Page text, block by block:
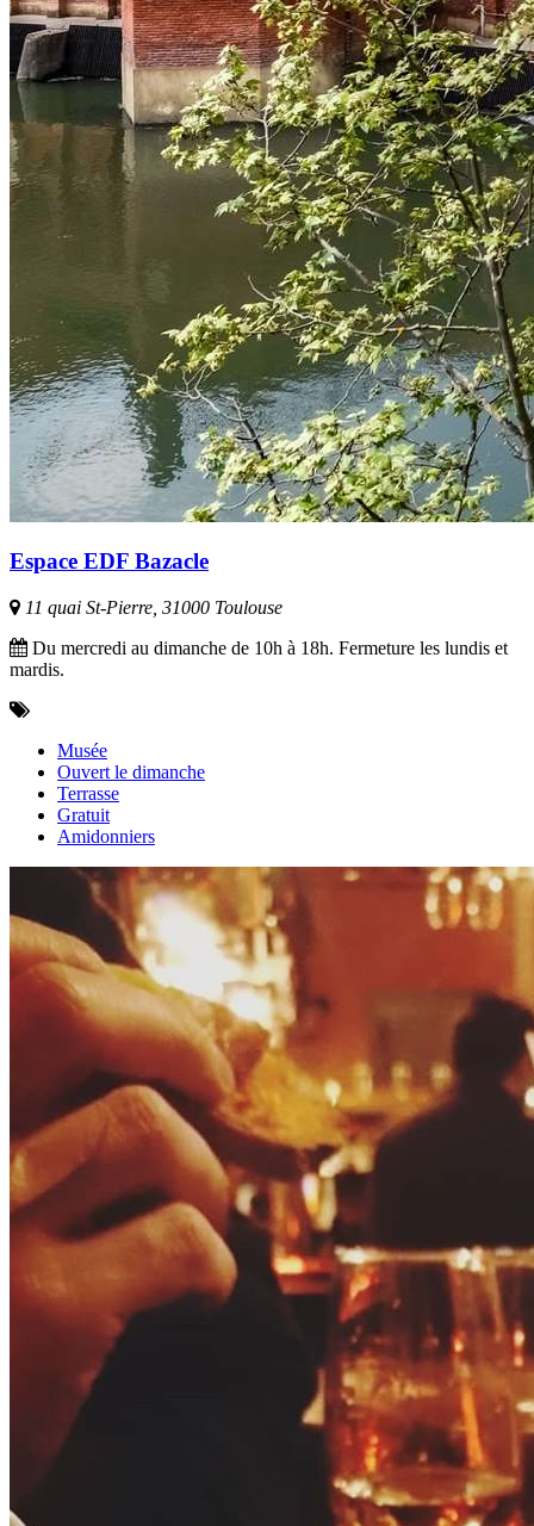
Espace EDF Bazacle
11 quai St-Pierre, 31000 Toulouse
Du mercredi au dimanche de 10h à 18h. Fermeture les lundis et
mardis.
Musée
Ouvert le dimanche
Terrasse
Gratuit
Amidonniers